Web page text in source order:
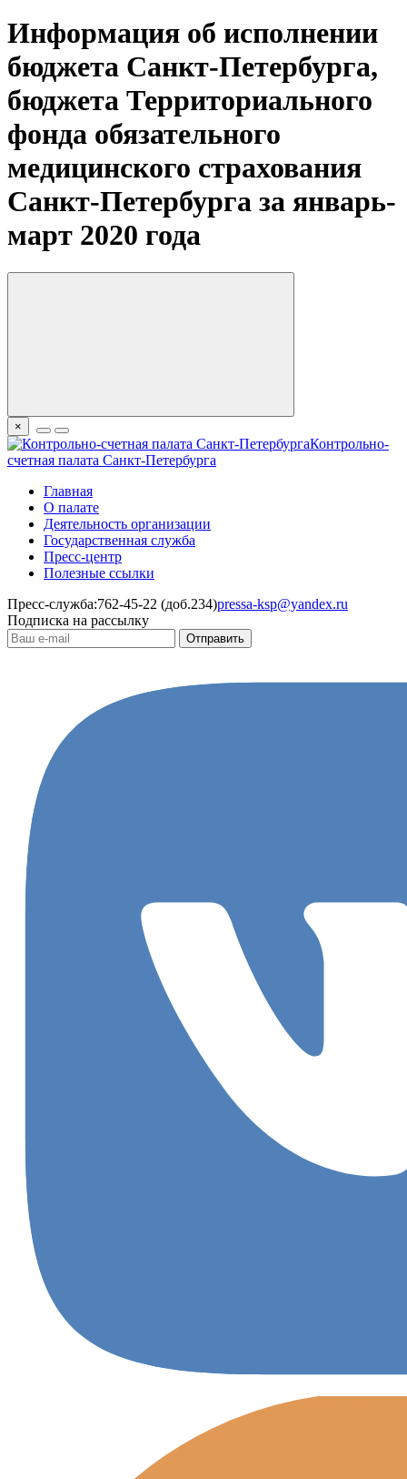
Информация об исполнении
бюджета Санкт-Петербурга,
бюджета Территориального
фонда обязательного
медицинского страхования
Санкт-Петербурга за январь-
март 2020 года
×
Контрольно-
счетная палата Санкт-Петербурга
Главная
О палате
Деятельность организации
Государственная служба
Пресс-центр
Полезные ссылки
Пресс-служба:762-45-22 (доб.234)pressa-ksp@yandex.ru
Подписка на рассылку